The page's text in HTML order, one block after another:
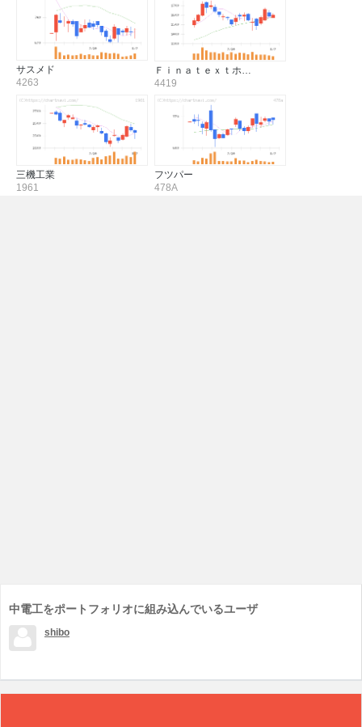
サスメド
4263
Ｆｉｎａｔｅｘｔホ…
4419
三機工業
1961
フツパー
478A
中電工をポートフォリオに組み込んでいるユーザ
shibo